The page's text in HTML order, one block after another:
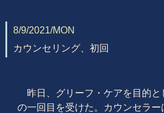
8/9/2021/MON
カウンセリング、初回
昨日、グリーフ・ケアを目的
の一回目を受けた。カウンセラ